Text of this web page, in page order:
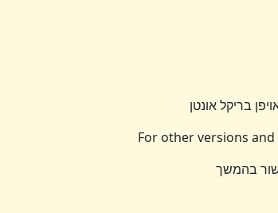
בריקל אונטן
For other versions
בהמשך